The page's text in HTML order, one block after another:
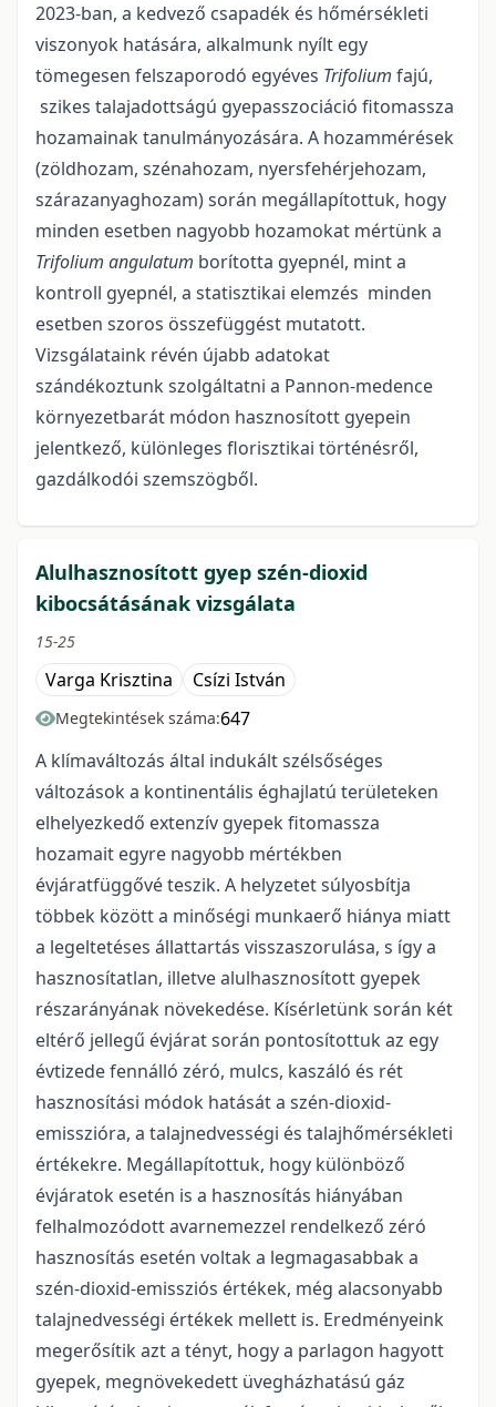
2023-ban, a kedvező csapadék és hőmérsékleti
viszonyok hatására, alkalmunk nyílt egy
tömegesen felszaporodó egyéves Trifolium fajú,
szikes talajadottságú gyepasszociáció fitomassza
hozamainak tanulmányozására. A hozammérések
(zöldhozam, szénahozam, nyersfehérjehozam,
szárazanyaghozam) során megállapítottuk, hogy
minden esetben nagyobb hozamokat mértünk a
Trifolium angulatum borította gyepnél, mint a
kontroll gyepnél, a statisztikai elemzés minden
esetben szoros összefüggést mutatott.
Vizsgálataink révén újabb adatokat
szándékoztunk szolgáltatni a Pannon-medence
környezetbarát módon hasznosított gyepein
jelentkező, különleges florisztikai történésről,
gazdálkodói szemszögből.
Alulhasznosított gyep szén-dioxid
kibocsátásának vizsgálata
15-25
Varga Krisztina Csízi István
Megtekintések száma:647
A klímaváltozás által indukált szélsőséges
változások a kontinentális éghajlatú területeken
elhelyezkedő extenzív gyepek fitomassza
hozamait egyre nagyobb mértékben
évjáratfüggővé teszik. A helyzetet súlyosbítja
többek között a minőségi munkaerő hiánya miatt
a legeltetéses állattartás visszaszorulása, s így a
hasznosítatlan, illetve alulhasznosított gyepek
részarányának növekedése. Kísérletünk során két
eltérő jellegű évjárat során pontosítottuk az egy
évtizede fennálló zéró, mulcs, kaszáló és rét
hasznosítási módok hatását a szén-dioxid-
emisszióra, a talajnedvességi és talajhőmérsékleti
értékekre. Megállapítottuk, hogy különböző
évjáratok esetén is a hasznosítás hiányában
felhalmozódott avarnemezzel rendelkező zéró
hasznosítás esetén voltak a legmagasabbak a
szén-dioxid-emissziós értékek, még alacsonyabb
talajnedvességi értékek mellett is. Eredményeink
megerősítik azt a tényt, hogy a parlagon hagyott
gyepek, megnövekedett üvegházhatású gáz